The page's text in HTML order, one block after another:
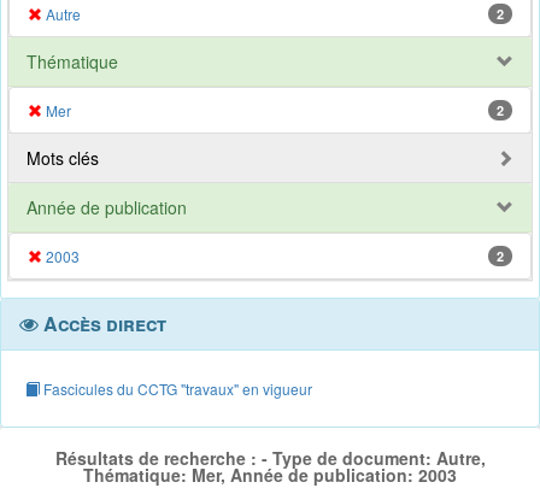
Autre 2
Thématique
Mer 2
Mots clés
Année de publication
2003 2
Accès direct
Fascicules du CCTG "travaux" en vigueur
Résultats de recherche : - Type de document: Autre,
Thématique: Mer, Année de publication: 2003